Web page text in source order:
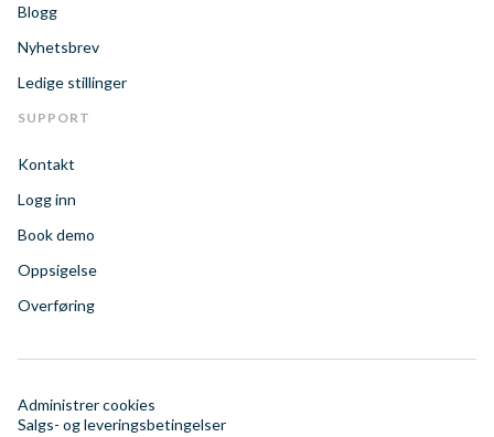
Blogg
Nyhetsbrev
Ledige stillinger
SUPPORT
Kontakt
Logg inn
Book demo
Oppsigelse
Overføring
Administrer cookies
Salgs- og leveringsbetingelser